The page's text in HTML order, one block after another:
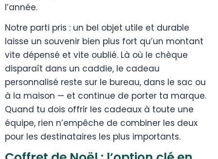
l’année.
Notre parti pris : un bel objet utile et durable
laisse un souvenir bien plus fort qu’un montant
vite dépensé et vite oublié. Là où le chèque
disparaît dans un caddie, le cadeau
personnalisé reste sur le bureau, dans le sac ou
à la maison — et continue de porter ta marque.
Quand tu dois offrir les cadeaux à toute une
équipe, rien n’empêche de combiner les deux
pour les destinataires les plus importants.